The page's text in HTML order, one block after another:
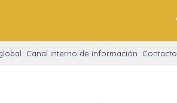
Canal interno de información Contacto